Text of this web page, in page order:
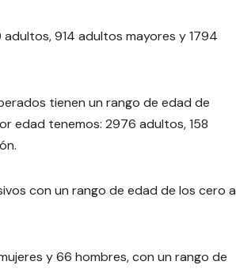
914 adultos mayores y 1794
tienen un rango de edad de
edad tenemos: 2976 adultos, 158
con un rango de edad de los cero a
y 66 hombres, con un rango de